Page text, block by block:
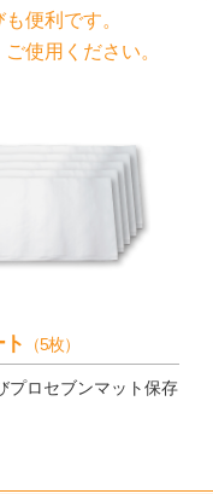
便利です。
使用ください。
（5枚）
プロセブンマット保存